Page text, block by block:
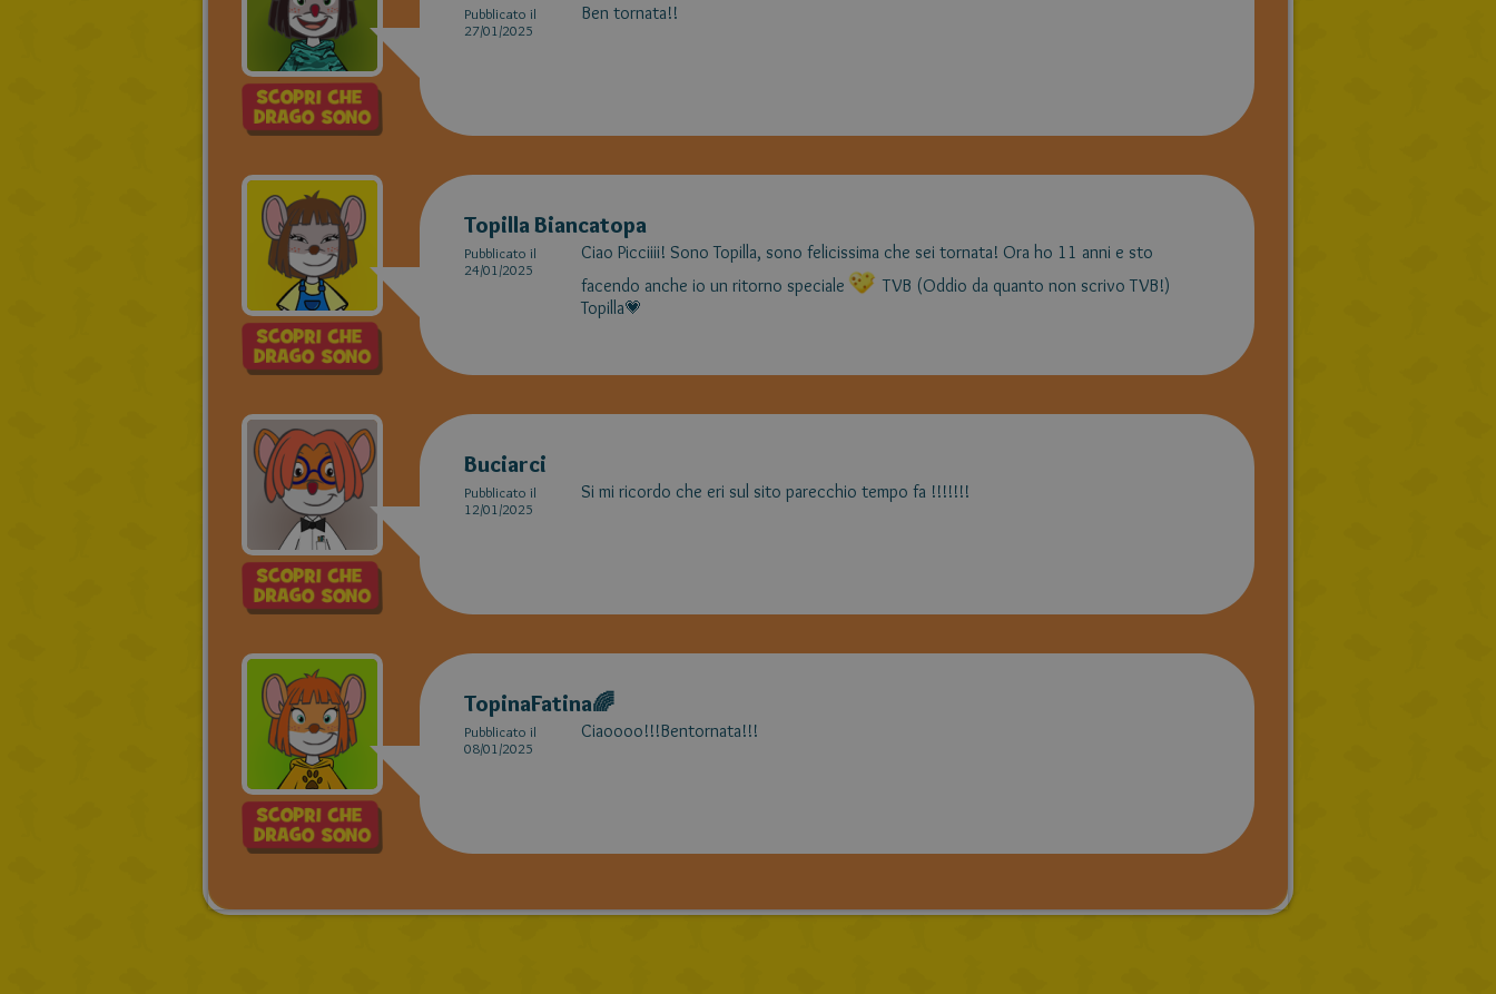
Pubblicato il
27/01/2025
Ben tornata!!
Topilla Biancatopa
Pubblicato il
24/01/2025
Ciao Picciiii! Sono Topilla, sono felicissima che sei tornata! Ora ho 11 anni e sto
facendo anche io un ritorno speciale
TVB (Oddio da quanto non scrivo TVB!)
Topilla💗
Buciarci
Pubblicato il
12/01/2025
Si mi ricordo che eri sul sito parecchio tempo fa !!!!!!!
TopinaFatina🌈
Pubblicato il
08/01/2025
Ciaoooo!!!Bentornata!!!